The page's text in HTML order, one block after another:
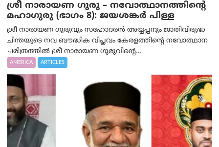
ശ്രീ നാരായണ ഗുരു – നവോത്ഥാനത്തിന്റെ
മഹാഗുരു (ഭാഗം 8): ജയശങ്കര്‍ പിള്ള
ശ്രീ നാരായണ ഗുരുവും സഹോദരൻ അയ്യപ്പനും ജാതിവിരുദ്ധ
ചിന്തയുടെ നവ ബൗദ്ധിക വിപ്ലവം കേരളത്തിന്റെ നവോത്ഥാന
ചരിത്രത്തിൽ ശ്രീ നാരായണ ഗുരുവിന്റെ...
AMERICA ARTICLES